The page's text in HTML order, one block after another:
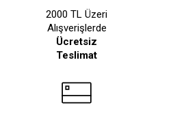
2000 TL Üzeri
Alışverişlerde
Ücretsiz
Teslimat